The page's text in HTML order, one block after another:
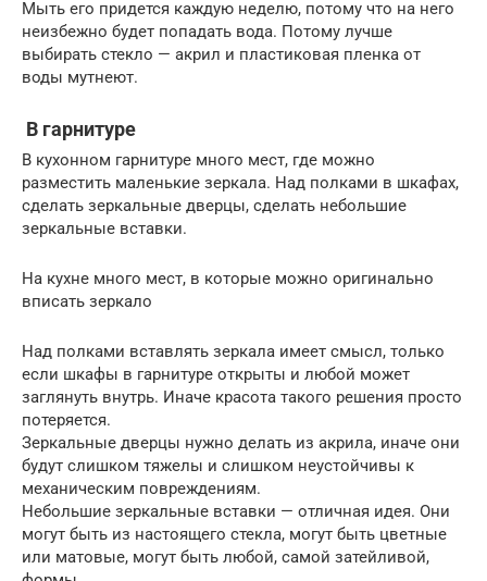
Мыть его придется каждую неделю, потому что на него
неизбежно будет попадать вода. Потому лучше
выбирать стекло — акрил и пластиковая пленка от
воды мутнеют.
В гарнитуре
В кухонном гарнитуре много мест, где можно
разместить маленькие зеркала. Над полками в шкафах,
сделать зеркальные дверцы, сделать небольшие
зеркальные вставки.
На кухне много мест, в которые можно оригинально
вписать зеркало
Над полками вставлять зеркала имеет смысл, только
если шкафы в гарнитуре открыты и любой может
заглянуть внутрь. Иначе красота такого решения просто
потеряется.
Зеркальные дверцы нужно делать из акрила, иначе они
будут слишком тяжелы и слишком неустойчивы к
механическим повреждениям.
Небольшие зеркальные вставки — отличная идея. Они
могут быть из настоящего стекла, могут быть цветные
или матовые, могут быть любой, самой затейливой,